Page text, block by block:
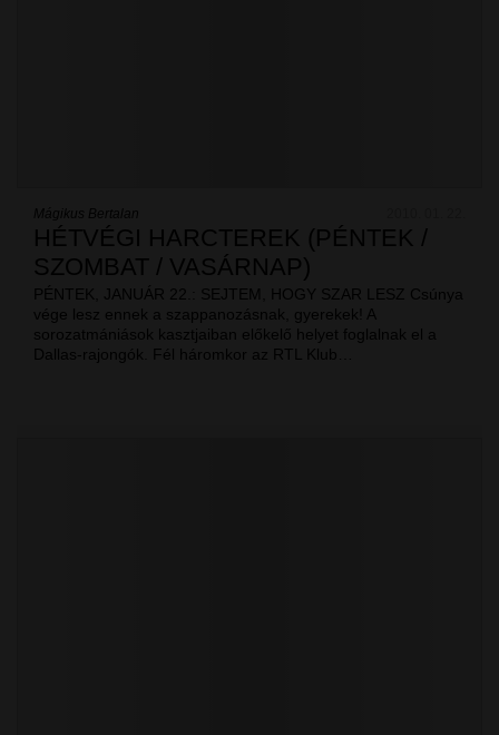
Mágikus Bertalan
HÉTVÉGI HARCTEREK (PÉNTEK /
SZOMBAT / VASÁRNAP)
PÉNTEK, JANUÁR 22.: SEJTEM, HOGY SZAR LESZ Csúnya
vége lesz ennek a szappanozásnak, gyerekek! A
sorozatmániások kasztjaiban előkelő helyet foglalnak el a
Dallas-rajongók. Fél háromkor az RTL Klub…